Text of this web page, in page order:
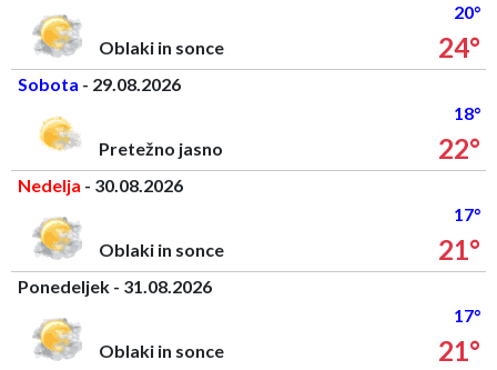
20°
Oblaki in sonce
24°
Sobota - 29.08.2026
18°
Pretežno jasno
22°
Nedelja - 30.08.2026
17°
Oblaki in sonce
21°
Ponedeljek - 31.08.2026
17°
Oblaki in sonce
21°